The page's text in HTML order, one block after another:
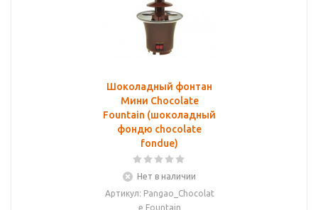
Шоколадный фонтан
Мини Chocolate
Fountain (шоколадный
фондю chocolate
fondue)
Нет в наличии
Артикул: Pangao_Chocolat
e Fountain